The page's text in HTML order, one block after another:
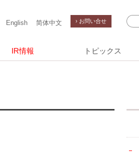
English 简体中文 › お問い合せ
IR情報 トピックス